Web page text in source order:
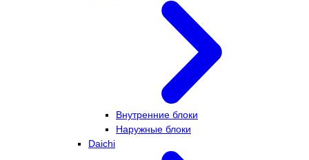
Внутренние блоки
Наружные блоки
Daichi